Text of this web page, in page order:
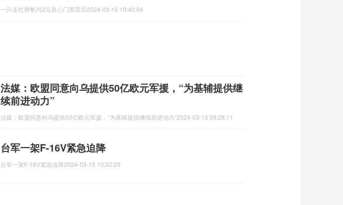
一只走红胖豹与2元良心门票背后2024-03-15 10:40:04
法媒：欧盟同意向乌提供50亿欧元军援，“为基辅提供继
续前进动力”
法媒：欧盟同意向乌提供50亿欧元军援，“为基辅提供继续前进动力”2024-03-15 09:28:11
台军一架F-16V紧急迫降
台军一架F-16V紧急迫降2024-03-15 10:32:29